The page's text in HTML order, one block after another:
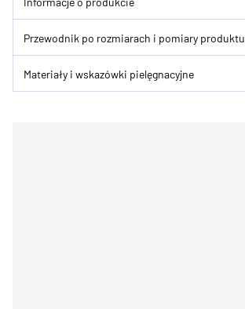
Przewodnik po rozmiarach i pomiary produktu
Materiały i wskazówki pielęgnacyjne